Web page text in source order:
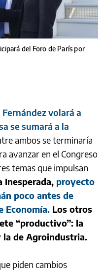
del Foro de París por
volará a
se sumará a la
ambos se terminaría
avanzar en el Congreso
temas que impulsan
Inesperada, proyecto
poco antes de
Economía. Los otros
“productivo”: la
la de Agroindustria.
piden cambios